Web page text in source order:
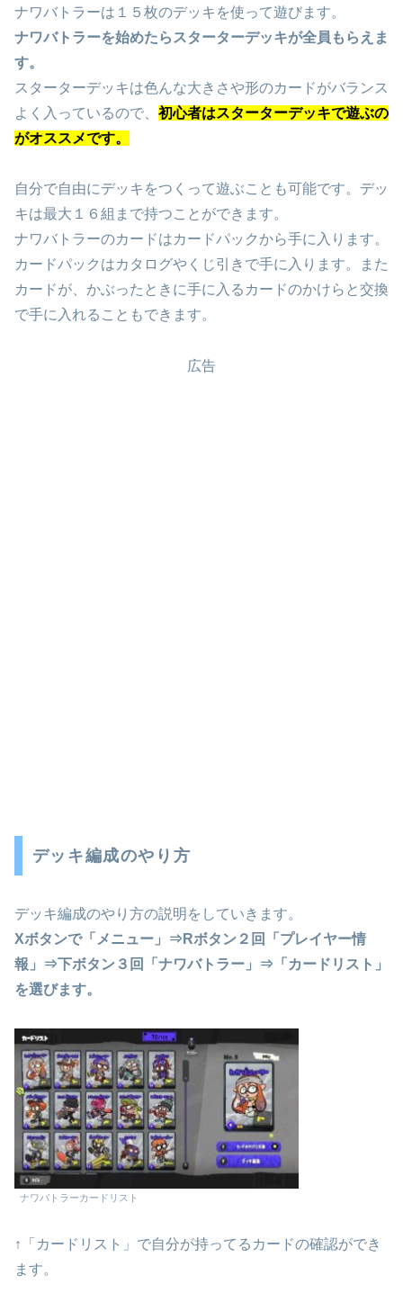
ナワバトラーは１５枚のデッキを使って遊びます。
ナワバトラーを始めたらスターターデッキが全員もらえま
す。
スターターデッキは色んな大きさや形のカードがバランス
よく入っているので、 初心者はスターターデッキで遊ぶの
がオススメです。
自分で自由にデッキをつくって遊ぶことも可能です。デッ
キは最大１６組まで持つことができます。
ナワバトラーのカードはカードパックから手に入ります。
カードパックはカタログやくじ引きで手に入ります。また
カードが、かぶったときに手に入るカードのかけらと交換
で手に入れることもできます。
広告
デッキ編成のやり方
デッキ編成のやり方の説明をしていきます。
Xボタンで「メニュー」⇒Rボタン２回「プレイヤー情
報」⇒下ボタン３回「ナワバトラー」⇒「カードリスト」
を選びます。
ナワバトラーカードリスト
↑「カードリスト」で自分が持ってるカードの確認ができ
ます。